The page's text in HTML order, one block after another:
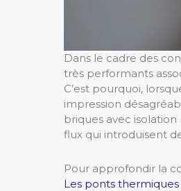
Dans le cadre des
très performants
C’est pourquoi,
impression
briques avec
flux qui introduisent
Pour approfondir la
Les ponts